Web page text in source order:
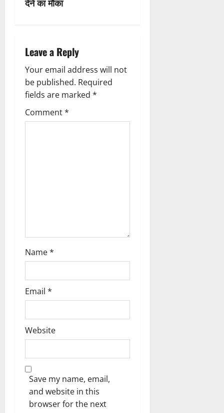
g
a
t
i
Leave a Reply
Your email address will not
be published. Required
fields are marked *
Comment*
Name*
Email *
Website
Save my name, email,
and website in this
browser for the next